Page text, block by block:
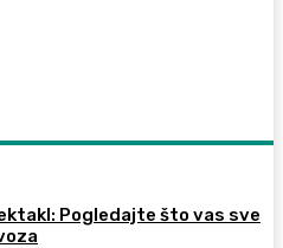
Pogledajte što vas sve